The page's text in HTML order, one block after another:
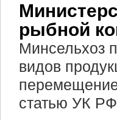
рыбной
Минсельхоз
видов
перемещение
статью УК